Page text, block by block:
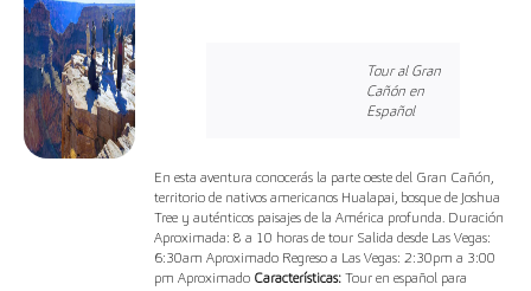
Tour al Gran
Cañón en
Español
En esta aventura conocerás la parte oeste del Gran Cañón,
territorio de nativos americanos Hualapai, bosque de Joshua
Tree y auténticos paisajes de la América profunda. Duración
Aproximada: 8 a 10 horas de tour Salida desde Las Vegas:
6:30am Aproximado Regreso a Las Vegas: 2:30pm a 3:00
pm Aproximado Características: Tour en español para